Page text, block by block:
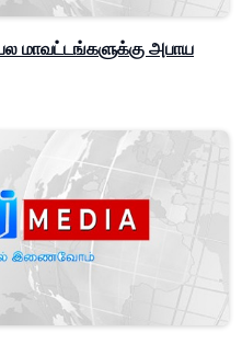
மாவட்டங்களுக்கு அபாய